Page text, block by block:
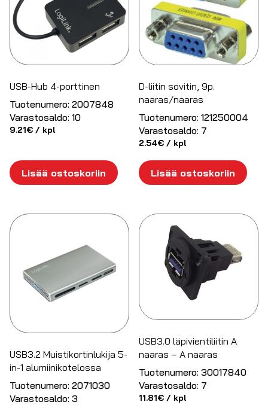
USB-Hub 4-porttinen
Tuotenumero: 2007848
Varastosaldo: 10
9.21€ / kpl
Lisää ostoskoriin
D-liitin sovitin, 9p.
naaras/naaras
Tuotenumero: 121250004
Varastosaldo: 7
2.54€ / kpl
Lisää ostoskoriin
USB3.2 Muistikortinlukija 5-
in-1 alumiinikotelossa
Tuotenumero: 2071030
Varastosaldo: 3
USB3.0 läpivientiliitin A
naaras – A naaras
Tuotenumero: 30017840
Varastosaldo: 7
11.81€ / kpl